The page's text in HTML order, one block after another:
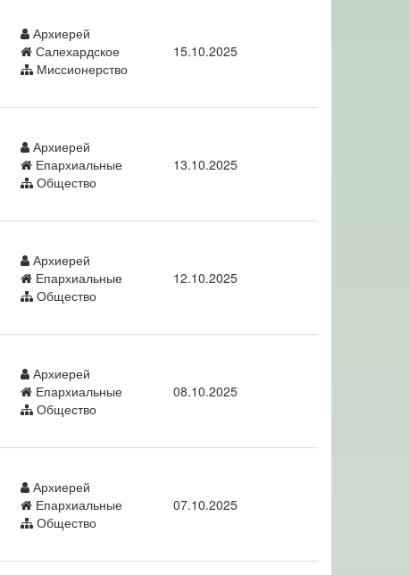
Архиерей
Салехардское
Миссионерство
15.10.2025
Архиерей
Епархиальные
Общество
13.10.2025
Архиерей
Епархиальные
Общество
12.10.2025
Архиерей
Епархиальные
Общество
08.10.2025
Архиерей
Епархиальные
Общество
07.10.2025